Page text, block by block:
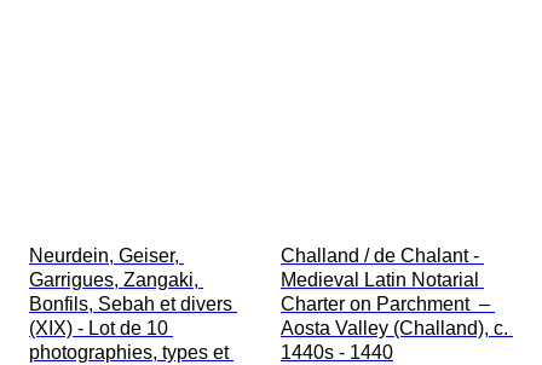
Neurdein, Geiser,
Garrigues, Zangaki,
Bonfils, Sebah et divers
(XIX) - Lot de 10
photographies, types et
Challand / de Chalant -
Medieval Latin Notarial
Charter on Parchment  –
Aosta Valley (Challand), c.
1440s - 1440